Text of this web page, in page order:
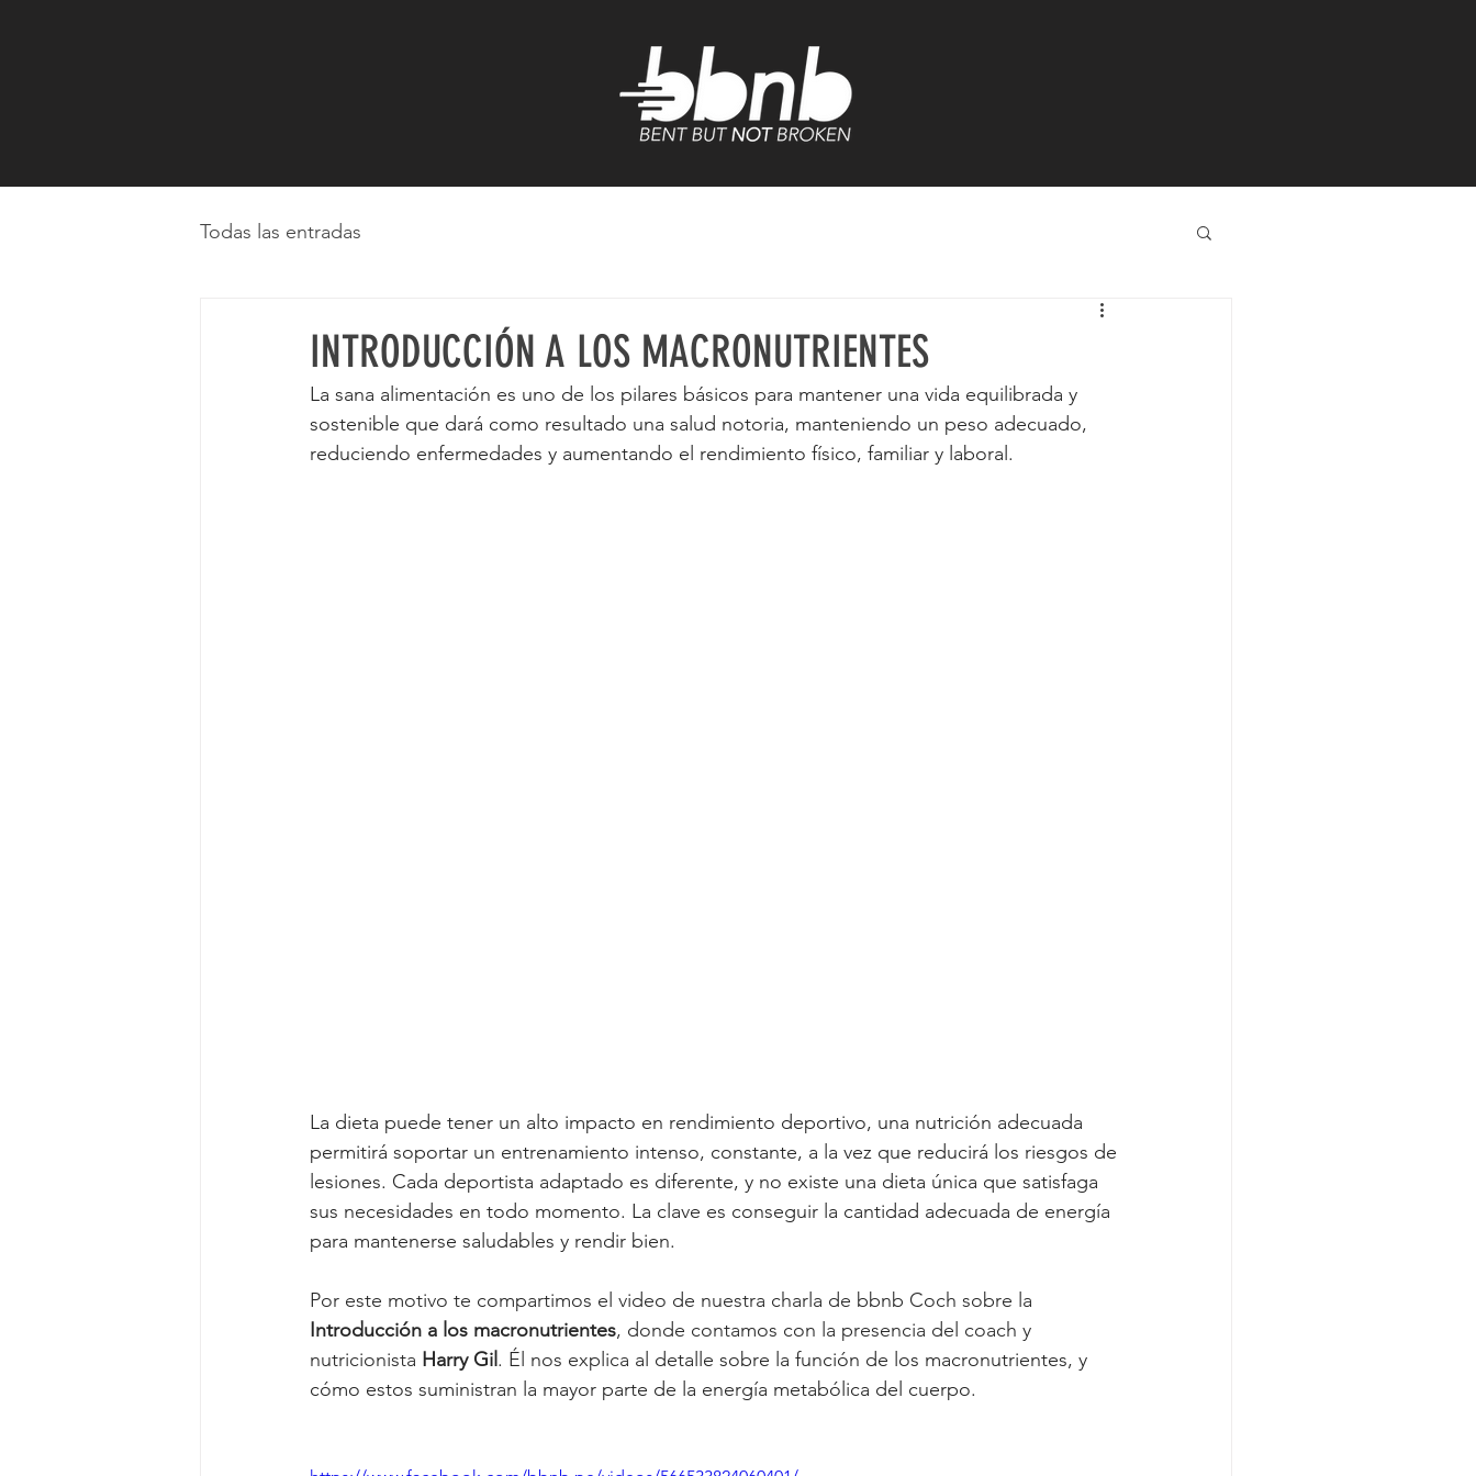
Todas las entradas
INTRODUCCIÓN A LOS MACRONUTRIENTES
La sana alimentación es uno de los pilares básicos para mantener una vida equilibrada y
sostenible que dará como resultado una salud notoria, manteniendo un peso adecuado,
reduciendo enfermedades y aumentando el rendimiento físico, familiar y laboral.
La dieta puede tener un alto impacto en rendimiento deportivo, una nutrición adecuada
permitirá soportar un entrenamiento intenso, constante, a la vez que reducirá los riesgos de
lesiones. Cada deportista adaptado es diferente, y no existe una dieta única que satisfaga
sus necesidades en todo momento. La clave es conseguir la cantidad adecuada de energía
para mantenerse saludables y rendir bien.
Por este motivo te compartimos el video de nuestra charla de bbnb Coch sobre la
Introducción a los macronutrientes, donde contamos con la presencia del coach y
nutricionista Harry Gil. Él nos explica al detalle sobre la función de los macronutrientes, y
cómo estos suministran la mayor parte de la energía metabólica del cuerpo.